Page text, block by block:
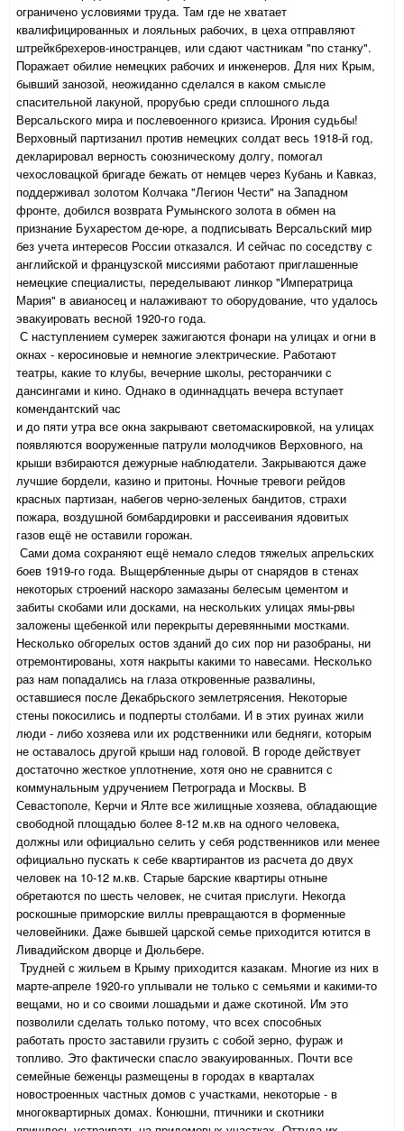
ограничено условиями труда. Там где не хватает
квалифицированных и лояльных рабочих, в цеха отправляют
штрейкбрехеров-иностранцев, или сдают частникам "по станку".
Поражает обилие немецких рабочих и инженеров. Для них Крым,
бывший занозой, неожиданно сделался в каком смысле
спасительной лакуной, прорубью среди сплошного льда
Версальского мира и послевоенного кризиса. Ирония судьбы!
Верховный партизанил против немецких солдат весь 1918-й год,
декларировал верность союзническому долгу, помогал
чехословацкой бригаде бежать от немцев через Кубань и Кавказ,
поддерживал золотом Колчака "Легион Чести" на Западном
фронте, добился возврата Румынского золота в обмен на
признание Бухарестом де-юре, а подписывать Версальский мир
без учета интересов России отказался. И сейчас по соседству с
английской и французской миссиями работают приглашенные
немецкие специалисты, переделывают линкор "Императрица
Мария" в авианосец и налаживают то оборудование, что удалось
эвакуировать весной 1920-го года.
С наступлением сумерек зажигаются фонари на улицах и огни в
окнах - керосиновые и немногие электрические. Работают
театры, какие то клубы, вечерние школы, ресторанчики с
дансингами и кино. Однако в одиннадцать вечера вступает
комендантский час
и до пяти утра все окна закрывают светомаскировкой, на улицах
появляются вооруженные патрули молодчиков Верховного, на
крыши взбираются дежурные наблюдатели. Закрываются даже
лучшие бордели, казино и притоны. Ночные тревоги рейдов
красных партизан, набегов черно-зеленых бандитов, страхи
пожара, воздушной бомбардировки и рассеивания ядовитых
газов ещё не оставили горожан.
Сами дома сохраняют ещё немало следов тяжелых апрельских
боев 1919-го года. Выщербленные дыры от снарядов в стенах
некоторых строений наскоро замазаны белесым цементом и
забиты скобами или досками, на нескольких улицах ямы-рвы
заложены щебенкой или перекрыты деревянными мостками.
Несколько обгорелых остов зданий до сих пор ни разобраны, ни
отремонтированы, хотя накрыты какими то навесами. Несколько
раз нам попадались на глаза откровенные развалины,
оставшиеся после Декабрьского землетрясения. Некоторые
стены покосились и подперты столбами. И в этих руинах жили
люди - либо хозяева или их родственники или бедняги, которым
не оставалось другой крыши над головой. В городе действует
достаточно жесткое уплотнение, хотя оно не сравнится с
коммунальным удручением Петрограда и Москвы. В
Севастополе, Керчи и Ялте все жилищные хозяева, обладающие
свободной площадью более 8-12 м.кв на одного человека,
должны или официально селить у себя родственников или менее
официально пускать к себе квартирантов из расчета до двух
человек на 10-12 м.кв. Старые барские квартиры отныне
обретаются по шесть человек, не считая прислуги. Некогда
роскошные приморские виллы превращаются в форменные
человейники. Даже бывшей царской семье приходится ютится в
Ливадийском дворце и Дюльбере.
Трудней с жильем в Крыму приходится казакам. Многие из них в
марте-апреле 1920-го уплывали не только с семьями и какими-то
вещами, но и со своими лошадьми и даже скотиной. Им это
позволили сделать только потому, что всех способных
работать просто заставили грузить с собой зерно, фураж и
топливо. Это фактически спасло эвакуированных. Почти все
семейные беженцы размещены в городах в кварталах
новостроенных частных домов с участками, некоторые - в
многоквартирных домах. Конюшни, птичники и скотники